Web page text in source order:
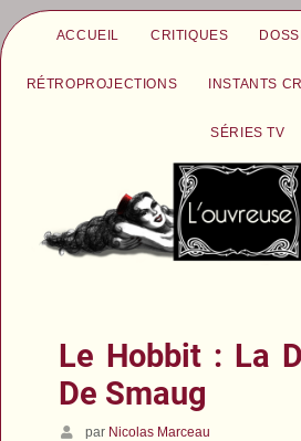
ACCUEIL CRITIQUES
RÉTROPROJECTIONS INSTANTS
SÉRIES TV
Le Hobbit : La
De Smaug
par Nicolas Marceau